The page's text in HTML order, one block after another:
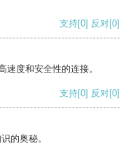
支持[0] 反对[0]
度和安全性的连接。
支持[0] 反对[0]
的奥秘。